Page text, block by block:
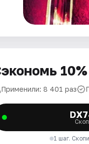
Применили: 8 401 раз
1 шаг.